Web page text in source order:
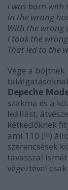
I was born with
In the wrong
With the wrong
I took the
That led to the
Vége a
Depeche
szakma és a
leállást,
kétkedőknek
ami 110 (!!!)
szerencsések
tavasszal
végeztével